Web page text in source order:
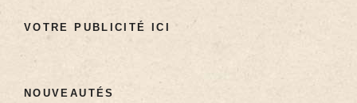
VOTRE PUBLICITÉ ICI
NOUVEAUTÉS